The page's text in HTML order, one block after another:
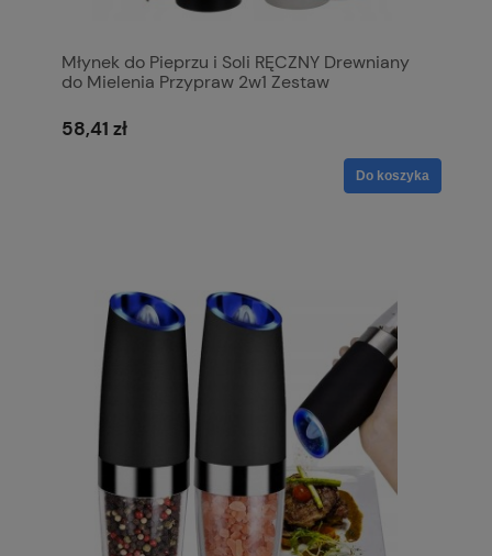
Młynek do Pieprzu i Soli RĘCZNY Drewniany
do Mielenia Przypraw 2w1 Zestaw
58,41 zł
Do koszyka